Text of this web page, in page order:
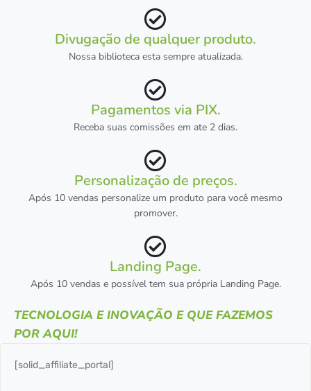
Divugação de qualquer produto.
Nossa biblioteca esta sempre atualizada.
Pagamentos via PIX.
Receba suas comissões em ate 2 dias.
Personalização de preços.
Após 10 vendas personalize um produto para você mesmo
promover.
Landing Page.
Após 10 vendas e possível tem sua própria Landing Page.
TECNOLOGIA E INOVAÇÃO E QUE FAZEMOS
POR AQUI!
[solid_affiliate_portal]